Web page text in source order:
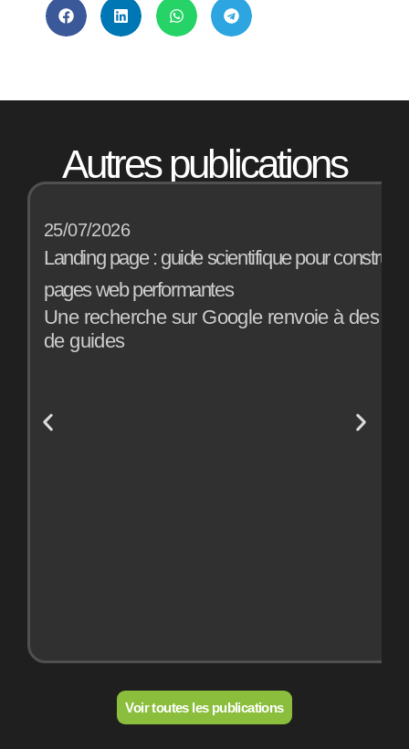
Autres publications
25/07/2026
Landing page : guide scientifique pour
pages web performantes
Une recherche sur Google renvoie à des
de guides
Voir toutes les publications